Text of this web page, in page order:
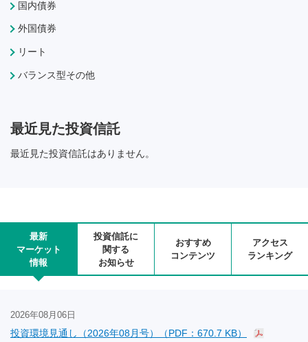
国内債券
外国債券
リート
バランス型その他
最近見た投資信託
最近見た投資信託はありません。
最新
マーケット
情報
投資信託に
関する
お知らせ
おすすめ
コンテンツ
アクセス
ランキング
2026年08月06日
投資環境見通し（2026年08月号）（PDF：670.7 KB）